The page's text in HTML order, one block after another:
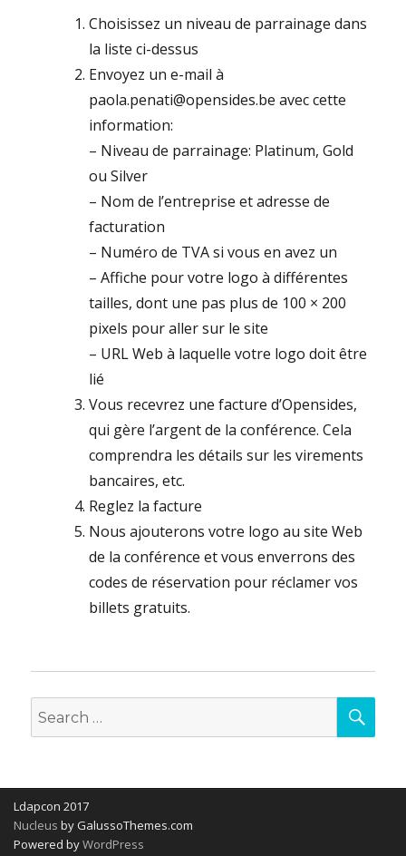
Choisissez un niveau de parrainage dans
la liste ci-dessus
Envoyez un e-mail à
paola.penati@opensides.be avec cette
information:
– Niveau de parrainage: Platinum, Gold
ou Silver
– Nom de l’entreprise et adresse de
facturation
– Numéro de TVA si vous en avez un
–Affiche pour votre logo à différentes
tailles, dont une pas plus de 100 × 200
pixels pour aller sur le site
– URL Web à laquelle votre logo doit être
lié
Vous recevrez une facture d’Opensides,
qui gère l’argent de la conférence. Cela
comprendra les détails sur les virements
bancaires, etc.
Reglez la facture
Nous ajouterons votre logo au site Web
de la conférence et vous enverrons des
codes de réservation pour réclamer vos
billets gratuits.
Search
for:
Ldapcon 2017
Nucleus by GalussoThemes.com
Powered byWordPress